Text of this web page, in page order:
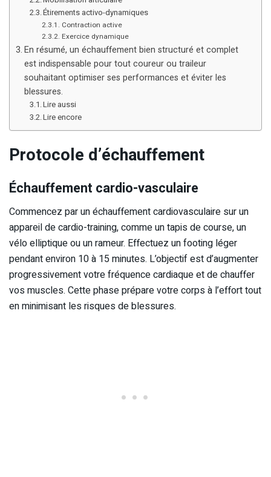
Étirements activo-dynamiques
Contraction active
Exercice dynamique
En résumé, un échauffement bien structuré et complet
est indispensable pour tout coureur ou traileur
souhaitant optimiser ses performances et éviter les
blessures.
Lire aussi
Lire encore
Protocole d’échauffement
Échauffement cardio-vasculaire
Commencez par un échauffement cardiovasculaire sur un
appareil de cardio-training, comme un tapis de course, un
vélo elliptique ou un rameur. Effectuez un footing léger
pendant environ 10 à 15 minutes. L’objectif est d’augmenter
progressivement votre fréquence cardiaque et de chauffer
vos muscles. Cette phase prépare votre corps à l’effort tout
en minimisant les risques de blessures.